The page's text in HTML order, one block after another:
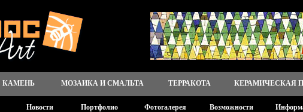
КАМЕНЬ МОЗАИКА И СМАЛЬТА ТЕРРАКОТА КЕРАМИЧЕСКАЯ
Новости Портфолио Фотогалерея Возможности